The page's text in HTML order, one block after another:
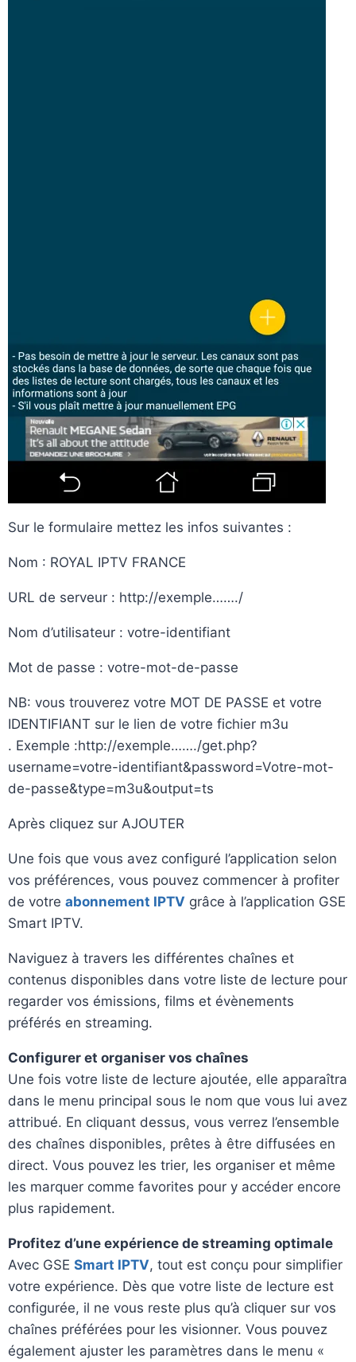
Sur le formulaire mettez les infos suivantes :
Nom : ROYAL IPTV FRANCE
URL de serveur : http://exemple……./
Nom d’utilisateur : votre-identifiant
Mot de passe : votre-mot-de-passe
NB: vous trouverez votre MOT DE PASSE et votre
IDENTIFIANT sur le lien de votre fichier m3u
. Exemple :http://exemple……./get.php?
username=votre-identifiant&password=Votre-mot-
de-passe&type=m3u&output=ts
Après cliquez sur AJOUTER
Une fois que vous avez configuré l’application selon
vos préférences, vous pouvez commencer à profiter
de votre abonnement IPTV grâce à l’application GSE
Smart IPTV.
Naviguez à travers les différentes chaînes et
contenus disponibles dans votre liste de lecture pour
regarder vos émissions, films et évènements
préférés en streaming.
Configurer et organiser vos chaînes
Une fois votre liste de lecture ajoutée, elle apparaîtra
dans le menu principal sous le nom que vous lui avez
attribué. En cliquant dessus, vous verrez l’ensemble
des chaînes disponibles, prêtes à être diffusées en
direct. Vous pouvez les trier, les organiser et même
les marquer comme favorites pour y accéder encore
plus rapidement.
Profitez d’une expérience de streaming optimale
Avec GSE Smart IPTV, tout est conçu pour simplifier
votre expérience. Dès que votre liste de lecture est
configurée, il ne vous reste plus qu’à cliquer sur vos
chaînes préférées pour les visionner. Vous pouvez
également ajuster les paramètres dans le menu «